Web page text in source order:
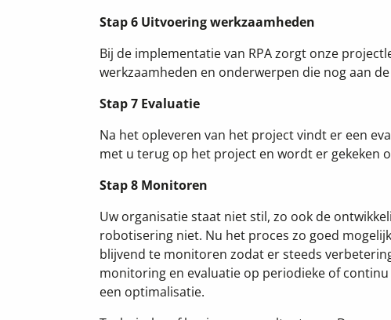
Stap 6 Uitvoering werkzaamheden
Bij de implementatie van RPA zorgt onze
werkzaamheden en onderwerpen die nog aan
Stap 7 Evaluatie
Na het opleveren van het project vindt er een
met u terug op het project en wordt er gekeken
Stap 8 Monitoren
Uw organisatie staat niet stil, zo ook de
robotisering niet. Nu het proces zo goed
blijvend te monitoren zodat er steeds
monitoring en evaluatie op periodieke of
een optimalisatie.